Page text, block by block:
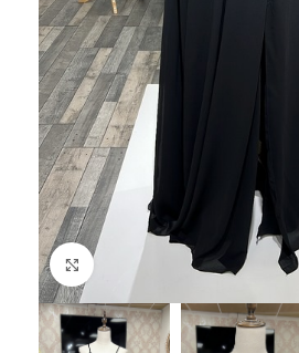
Haga Click para agrandar